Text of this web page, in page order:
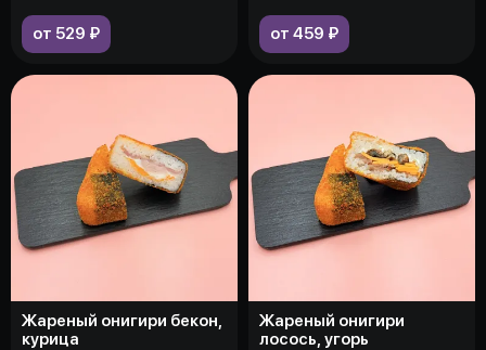
от 529 ₽ от 459 ₽
Жареный онигири бекон,
курица
Жареный онигири
лосось, угорь